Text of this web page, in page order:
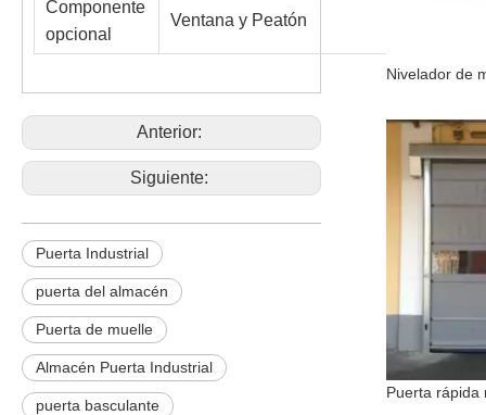
Componente
opcional
Ventana y Peatón
Anterior:
Siguiente:
Puerta Industrial
puerta del almacén
Puerta de muelle
Almacén Puerta Industrial
puerta basculante